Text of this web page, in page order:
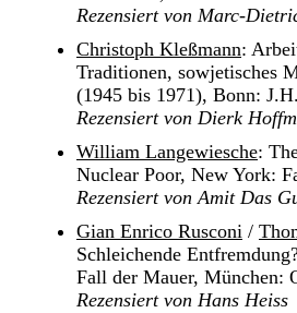
Rezensiert von Marc-
Christoph Kleßmann:
Traditionen, sowjetisches
(1945 bis 1971), Bonn:
Rezensiert von Dierk
William Langewiesche:
Nuclear Poor, New York:
Rezensiert von Amit Das
Gian Enrico Rusconi /
Schleichende
Fall der Mauer, München:
Rezensiert von Hans Heiss